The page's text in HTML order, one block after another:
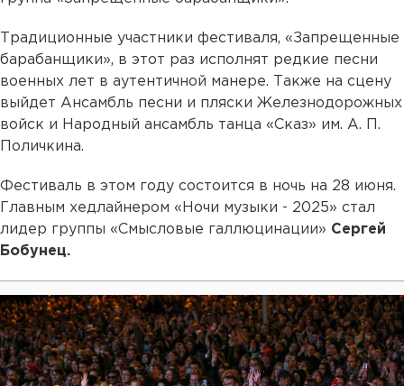
Традиционные участники фестиваля, «Запрещенные
барабанщики», в этот раз исполнят редкие песни
военных лет в аутентичной манере. Также на сцену
выйдет Ансамбль песни и пляски Железнодорожных
войск и Народный ансамбль танца «Сказ» им. А. П.
Поличкина.
Фестиваль в этом году состоится в ночь на 28 июня.
Главным хедлайнером «Ночи музыки - 2025» стал
лидер группы «Смысловые галлюцинации» Сергей
Бобунец.